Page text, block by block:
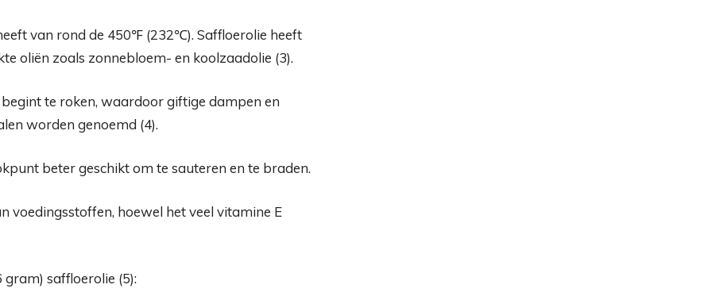
van rond de 450℉ (232℃). Saffloerolie heeft
oliën zoals zonnebloem- en koolzaadolie (3).
te roken, waardoor giftige dampen en
worden genoemd (4).
beter geschikt om te sauteren en te braden.
voedingsstoffen, hoewel het veel vitamine E
gram) saffloerolie (5):